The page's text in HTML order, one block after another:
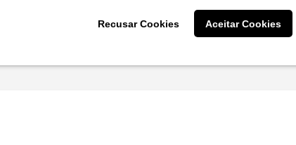
Recusar Cookies Aceitar Cookies